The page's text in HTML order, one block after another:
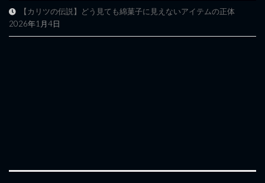
【カリツの伝説】どう見ても綿菓子に見えないアイテムの正体
2026年1月4日